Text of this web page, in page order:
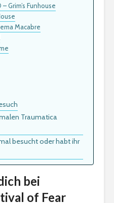
– Grim’s Funhouse
Macabre
Traumatica
besucht oder habt ihr
bei
of Fear